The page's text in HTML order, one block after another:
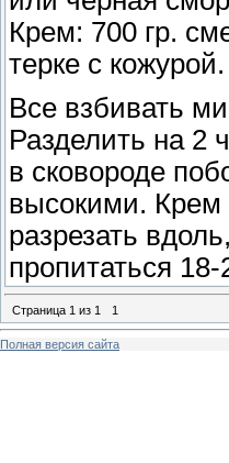
Крем: 700 гр.
терке с кожурой.
Все взбивать
Разделить на 2
в сковороде
высокими. Крем
разрезать
пропитаться 18-
Страница 1 из 1 1
Полная версия сайта